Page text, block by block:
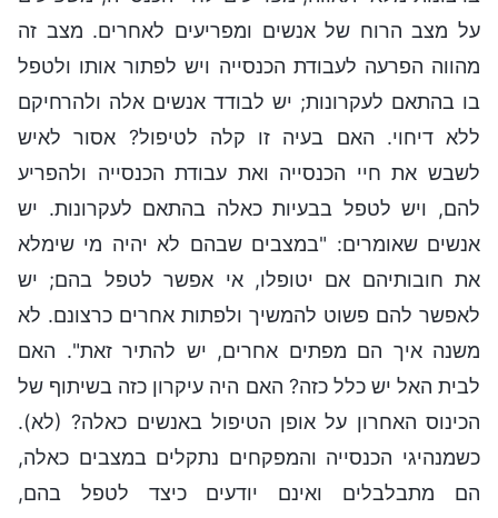
על מצב הרוח של אנשים ומפריעים לאחרים. מצב זה
מהווה הפרעה לעבודת הכנסייה ויש לפתור אותו ולטפל
בו בהתאם לעקרונות; יש לבודד אנשים אלה ולהרחיקם
ללא דיחוי. האם בעיה זו קלה לטיפול? אסור לאיש
לשבש את חיי הכנסייה ואת עבודת הכנסייה ולהפריע
להם, ויש לטפל בבעיות כאלה בהתאם לעקרונות. יש
אנשים שאומרים: "במצבים שבהם לא יהיה מי שימלא
את חובותיהם אם יטופלו, אי אפשר לטפל בהם; יש
לאפשר להם פשוט להמשיך ולפתות אחרים כרצונם. לא
משנה איך הם מפתים אחרים, יש להתיר זאת". האם
לבית האל יש כלל כזה? האם היה עיקרון כזה בשיתוף של
הכינוס האחרון על אופן הטיפול באנשים כאלה? (לא).
כשמנהיגי הכנסייה והמפקחים נתקלים במצבים כאלה,
הם מתבלבלים ואינם יודעים כיצד לטפל בהם,